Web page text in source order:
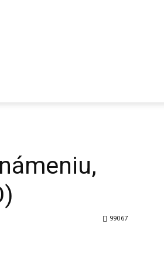
99067